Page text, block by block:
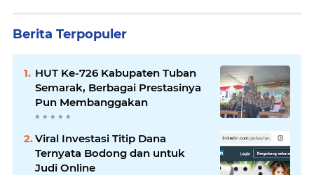
Berita Terpopuler
HUT Ke-726 Kabupaten Tuban
Semarak, Berbagai Prestasinya
Pun Membanggakan
Viral Investasi Titip Dana
Ternyata Bodong dan untuk
Judi Online